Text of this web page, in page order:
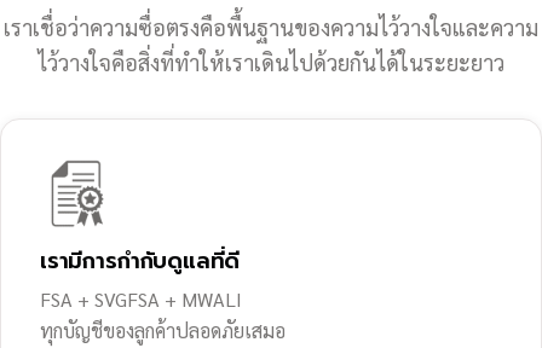
เราเชื่อว่าความซื่อตรงคือพื้นฐานของความไว้วางใจและความ
ไว้วางใจคือสิ่งที่ทำให้เราเดินไปด้วยกันได้ในระยะยาว
เรามีการกำกับดูแลที่ดี
FSA + SVGFSA + MWALI
ทุกบัญชีของลูกค้าปลอดภัยเสมอ